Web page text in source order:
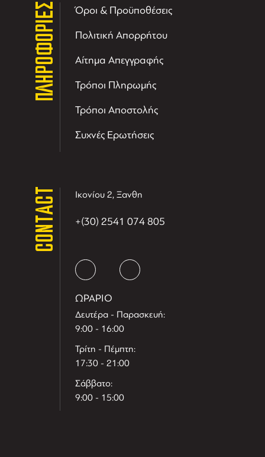
ΠΛΗΡΟΦΟΡΙΕΣ Όροι & Προϋποθέσεις
Πολιτική Απορρήτου
Αίτημα Απεγγραφής
Τρόποι Πληρωμής
Τρόποι Αποστολής
Συχνές Ερωτήσεις
CONTACT Ικονίου 2, Ξανθη
+(30) 2541 074 805
ΩΡΑΡΙΟ
Δευτέρα - Παρασκευή:
9:00 - 16:00
Τρίτη - Πέμπτη:
17:30 - 21:00
Σάββατο:
9:00 - 15:00